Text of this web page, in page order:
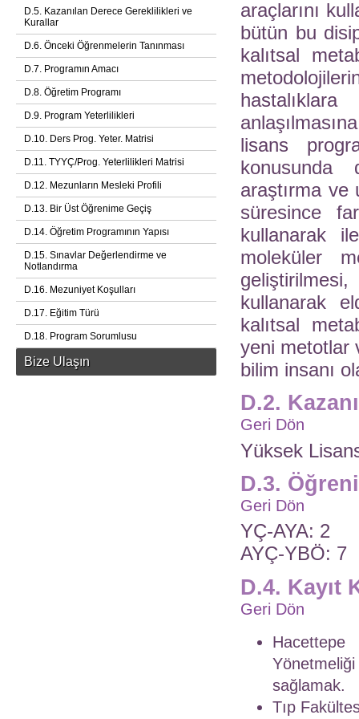
D.5. Kazanılan Derece Gereklilikleri ve
Kurallar
D.6. Önceki Öğrenmelerin Tanınması
D.7. Programın Amacı
D.8. Öğretim Programı
D.9. Program Yeterlilikleri
D.10. Ders Prog. Yeter. Matrisi
D.11. TYYÇ/Prog. Yeterlilikleri Matrisi
D.12. Mezunların Mesleki Profili
D.13. Bir Üst Öğrenime Geçiş
D.14. Öğretim Programının Yapısı
D.15. Sınavlar Değerlendirme ve
Notlandırma
D.16. Mezuniyet Koşulları
D.17. Eğitim Türü
D.18. Program Sorumlusu
Bize Ulaşın
araçlarını
bütün bu
kalıtsal
lisans
konusunda
araştırma ve
süresince
kullanarak
moleküler
kullanarak
kalıtsal
yeni metotlar
bilim insanı
D.2.
Geri Dön
Yüksek
D.3.
Geri Dön
YÇ-AYA: 2
AYÇ-YBÖ: 7
D.4. Kayıt
Geri Dön
sağlamak.
Tıp